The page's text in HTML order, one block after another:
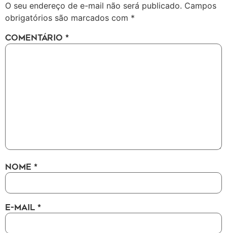
O seu endereço de e-mail não será publicado. Campos
obrigatórios são marcados com *
COMENTÁRIO *
NOME *
E-MAIL *